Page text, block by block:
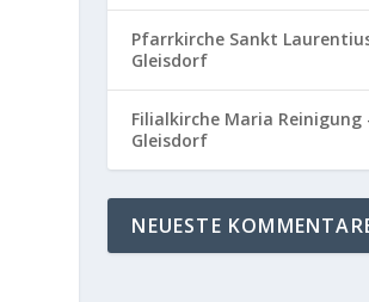
Pfarrkirche Sankt
Gleisdorf
Filialkirche Maria Reinigung
Gleisdorf
NEUESTE